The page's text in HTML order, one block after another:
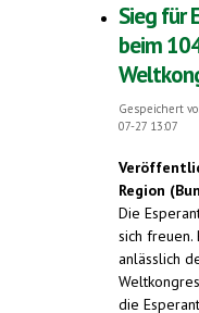
Sieg für
beim
Gespeichert
07-27 13:07
Region
Die
sich
anlässlich
die